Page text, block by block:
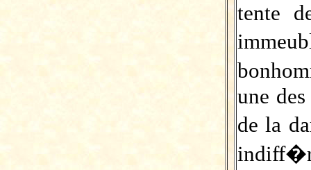
tente
une
de la